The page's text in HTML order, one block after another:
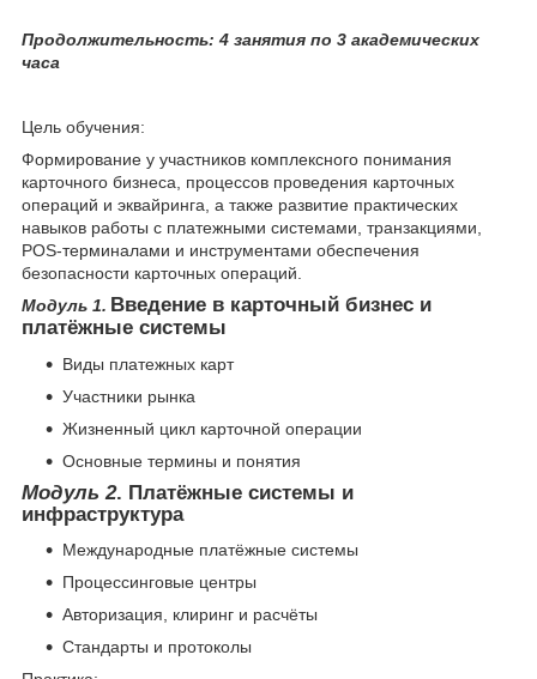
Продолжительность: 4 занятия по 3 академических
часа
Цель обучения:
Формирование у участников комплексного понимания
карточного бизнеса, процессов проведения карточных
операций и эквайринга, а также развитие практических
навыков работы с платежными системами, транзакциями,
POS-терминалами и инструментами обеспечения
безопасности карточных операций.
Модуль 1. Введение в карточный бизнес и
платёжные системы
Виды платежных карт
Участники рынка
Жизненный цикл карточной операции
Основные термины и понятия
Модуль 2. Платёжные системы и
инфраструктура
Международные платёжные системы
Процессинговые центры
Авторизация, клиринг и расчёты
Стандарты и протоколы